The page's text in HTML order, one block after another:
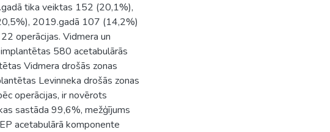
tika veiktas 152 (20,1%),
2019.gadā 107 (14,2%)
operācijas. Vidmera un
580 acetabulārās
Vidmera drošās zonas
Levinneka drošās zonas
operācijas, ir novērots
sastāda 99,6%, mežģījums
acetabulārā komponente